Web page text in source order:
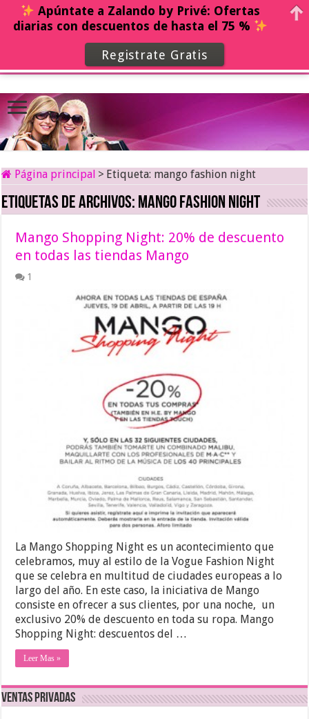
Página principal > Etiqueta: mango fashion night
Etiquetas de archivos: mango fashion night
Mango Shopping Night: 20% de descuento
en todas las tiendas Mango
1
La Mango Shopping Night es un acontecimiento que
celebramos, muy al estilo de la Vogue Fashion Night
que se celebra en multitud de ciudades europeas a lo
largo del año. En este caso, la iniciativa de Mango
consiste en ofrecer a sus clientes, por una noche, un
exclusivo 20% de descuento en toda su ropa. Mango
Shopping Night: descuentos del …
Leer Mas »
Ventas Privadas
Apúntate a Zalando by Privé: Ofertas
diarias con descuentos de hasta el 75 %
Registrate Gratis